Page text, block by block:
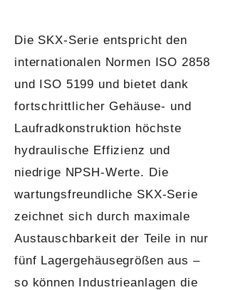
Die SKX-Serie entspricht den
internationalen Normen ISO 2858
und ISO 5199 und bietet dank
fortschrittlicher Gehäuse- und
Laufradkonstruktion höchste
hydraulische Effizienz und
niedrige NPSH-Werte. Die
wartungsfreundliche SKX-Serie
zeichnet sich durch maximale
Austauschbarkeit der Teile in nur
fünf Lagergehäusegrößen aus –
so können Industrieanlagen die